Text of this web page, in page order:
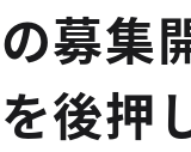
の募集
を後押